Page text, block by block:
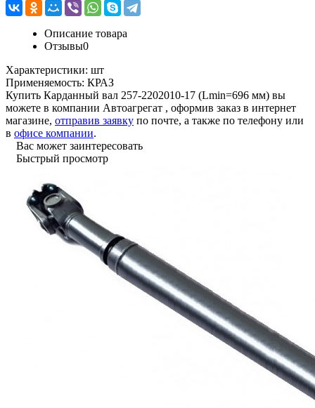
Описание товара
Отзывы0
Характеристики: шт
Применяемость: КРАЗ
Купить Карданный вал 257-2202010-17 (Lmin=696 мм) вы
можете в компании Автоагрегат , оформив заказ в интернет
магазине, отправив заявку по почте, а также по телефону или
в офисе компании.
Вас может заинтересовать
Быстрый просмотр